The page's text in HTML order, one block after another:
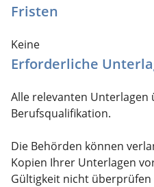
Fristen
Keine
Erforderliche
Alle relevanten Unterlagen
Berufsqualifikation.
Die Behörden können
Kopien Ihrer Unterlagen
Gültigkeit nicht überprüfen